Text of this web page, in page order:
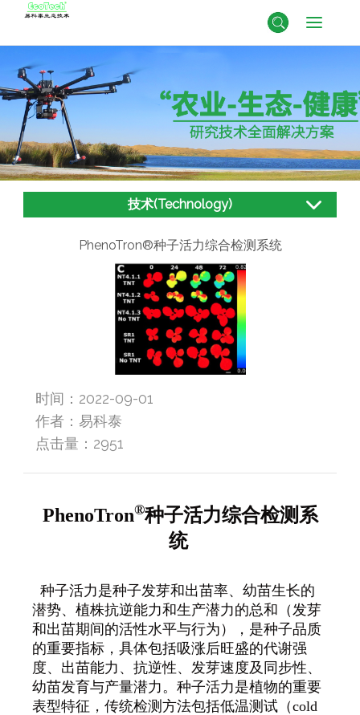
技术(Technology)
PhenoTron®种子活力综合检测系统
时间：2022-09-01
作者：易科泰
点击量： 2951
PhenoTron®种子活力综合检测系
统
种子活力是种子发芽和出苗率、幼苗生长的
潜势、植株抗逆能力和生产潜力的总和（发芽
和出苗期间的活性水平与行为），是种子品质
的重要指标，具体包括吸涨后旺盛的代谢强
度、出苗能力、抗逆性、发芽速度及同步性、
幼苗发育与产量潜力。种子活力是植物的重要
表型特征，传统检测方法包括低温测试（cold